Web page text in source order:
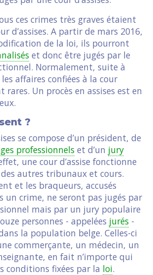
ces crimes très graves étaient
d’assises. A partir de mars 2016,
de la loi, ils pourront
et donc être jugés par le
Normalement, suite à
affaires confiées à la cour
rares. Un procès en assises est en
?
se compose d’un président, de
professionnels et d’un jury
une cour d’assise fonctionne
autres tribunaux et cours.
et les braqueurs, accusés
un crime, ne seront pas jugés par
mais par un jury populaire
personnes - appelées jurés -
la population belge. Celles-ci
commerçante, un médecin, un
en fait n’importe qui
conditions fixées par la loi.